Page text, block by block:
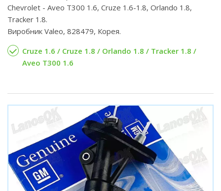
Chevrolet - Aveo T300 1.6, Cruze 1.6-1.8, Orlando 1.8,
Tracker 1.8.
Виробник Valeo, 828479, Корея.
Cruze 1.6 / Cruze 1.8 / Orlando 1.8 / Tracker 1.8 /
Aveo T300 1.6